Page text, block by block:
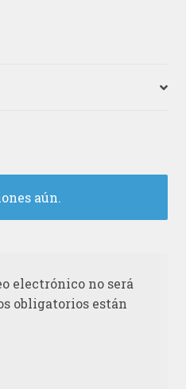
aún.
electrónico no será
obligatorios están